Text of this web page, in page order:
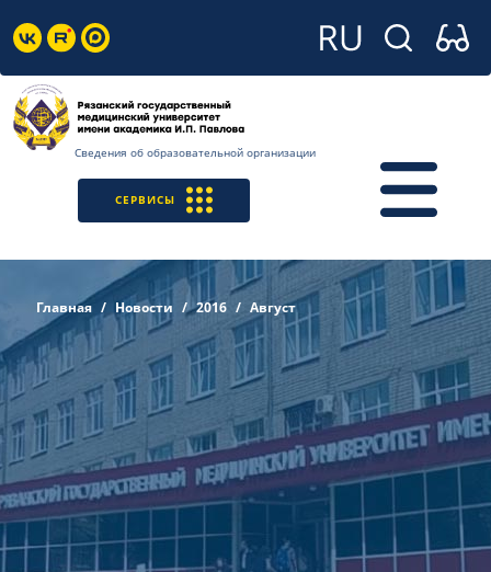
Сведения об образовательной организации
СЕРВИСЫ
Главная Новости 2016 Август